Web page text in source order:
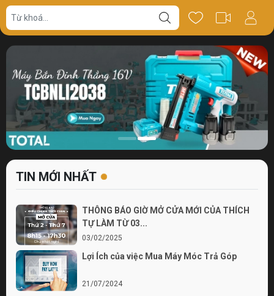
TIN MỚI NHẤT
THÔNG BÁO GIỜ MỞ CỬA MỚI CỦA THÍCH
TỰ LÀM TỪ 03...
03/02/2025
Lợi Ích của việc Mua Máy Móc Trả Góp
21/07/2024